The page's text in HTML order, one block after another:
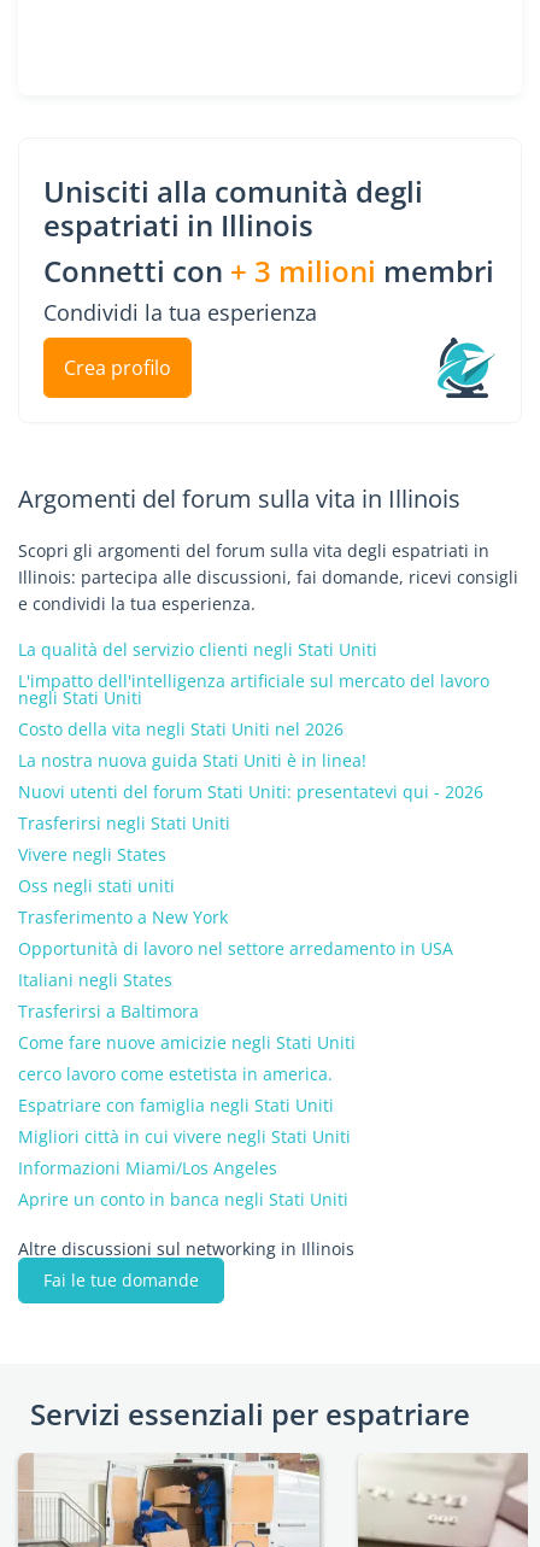
Unisciti alla comunità degli
espatriati in Illinois
Connetti con + 3 milioni membri
Condividi la tua esperienza
Crea profilo
Argomenti del forum sulla vita in Illinois
Scopri gli argomenti del forum sulla vita degli espatriati in
Illinois: partecipa alle discussioni, fai domande, ricevi consigli
e condividi la tua esperienza.
La qualità del servizio clienti negli Stati Uniti
L'impatto dell'intelligenza artificiale sul mercato del lavoro
negli Stati Uniti
Costo della vita negli Stati Uniti nel 2026
La nostra nuova guida Stati Uniti è in linea!
Nuovi utenti del forum Stati Uniti: presentatevi qui - 2026
Trasferirsi negli Stati Uniti
Vivere negli States
Oss negli stati uniti
Trasferimento a New York
Opportunità di lavoro nel settore arredamento in USA
Italiani negli States
Trasferirsi a Baltimora
Come fare nuove amicizie negli Stati Uniti
cerco lavoro come estetista in america.
Espatriare con famiglia negli Stati Uniti
Migliori città in cui vivere negli Stati Uniti
Informazioni Miami/Los Angeles
Aprire un conto in banca negli Stati Uniti
Altre discussioni sul networking in Illinois
Fai le tue domande
Servizi essenziali per espatriare